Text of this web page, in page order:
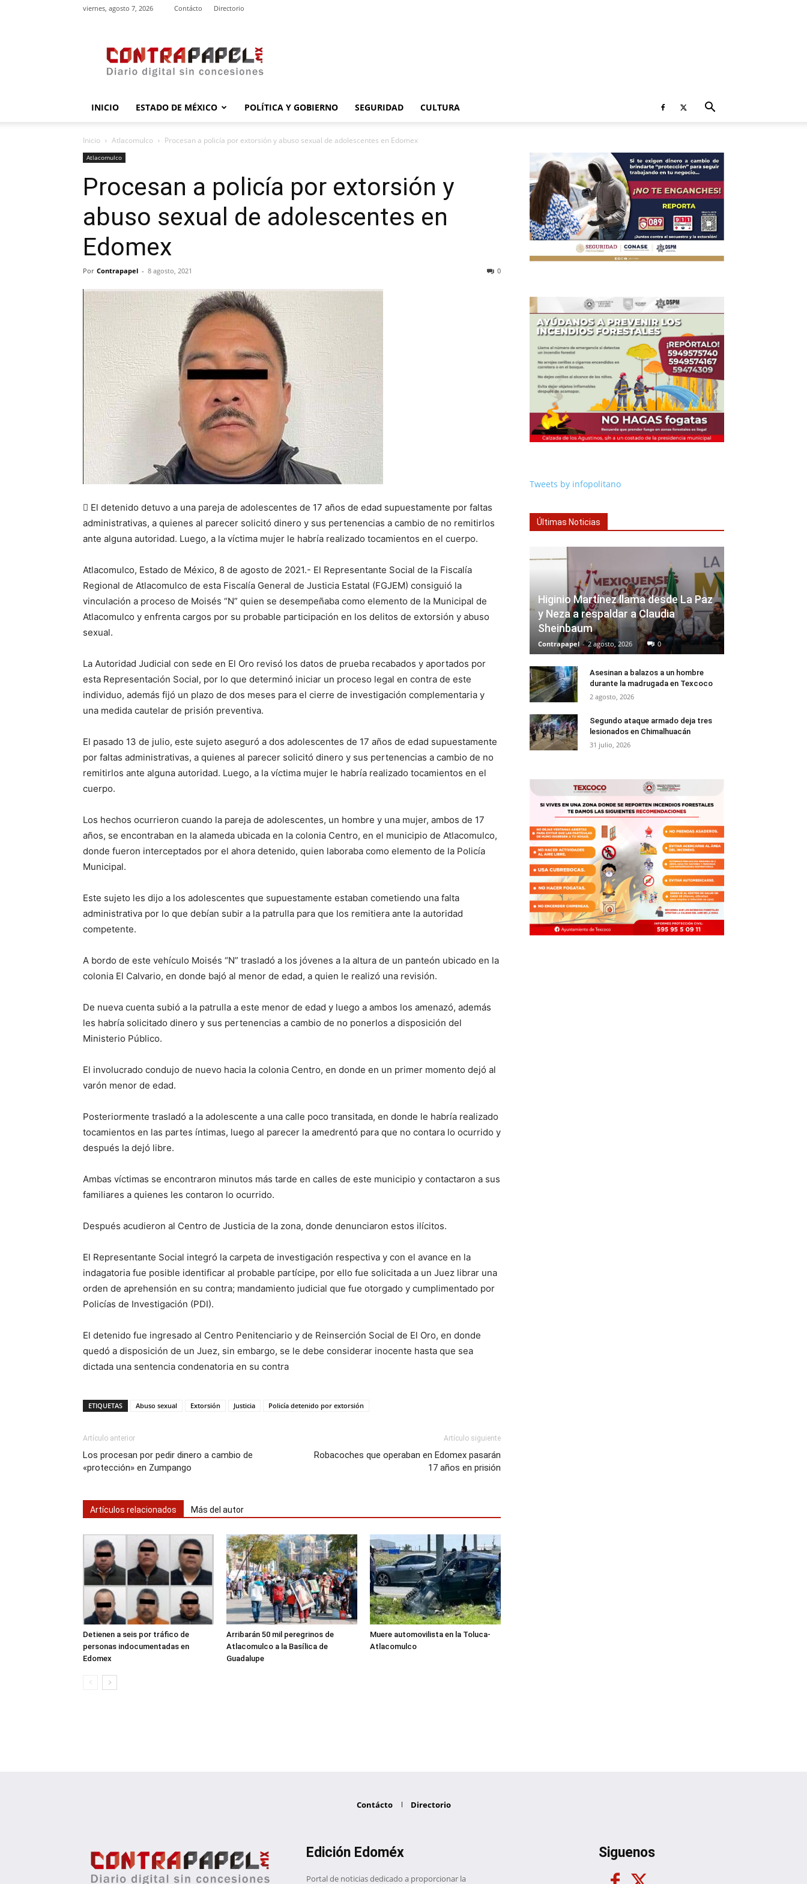
viernes, agosto 7, 2026 Contácto Directorio
INICIO ESTADO DE MÉXICO POLÍTICA Y GOBIERNO SEGURIDAD CULTURA
Inicio Atlacomulco Procesan a policía por extorsión y abuso sexual de adolescentes en Edomex
Atlacomulco
Procesan a policía por extorsión y
abuso sexual de adolescentes en
Edomex
Por Contrapapel - 8 agosto, 2021 0
 El detenido detuvo a una pareja de adolescentes de 17 años de edad supuestamente por faltas
administrativas, a quienes al parecer solicitó dinero y sus pertenencias a cambio de no remitirlos
ante alguna autoridad. Luego, a la víctima mujer le habría realizado tocamientos en el cuerpo.
Atlacomulco, Estado de México, 8 de agosto de 2021.- El Representante Social de la Fiscalía
Regional de Atlacomulco de esta Fiscalía General de Justicia Estatal (FGJEM) consiguió la
vinculación a proceso de Moisés “N” quien se desempeñaba como elemento de la Municipal de
Atlacomulco y enfrenta cargos por su probable participación en los delitos de extorsión y abuso
sexual.
La Autoridad Judicial con sede en El Oro revisó los datos de prueba recabados y aportados por
esta Representación Social, por lo que determinó iniciar un proceso legal en contra de este
individuo, además fijó un plazo de dos meses para el cierre de investigación complementaria y
una medida cautelar de prisión preventiva.
El pasado 13 de julio, este sujeto aseguró a dos adolescentes de 17 años de edad supuestamente
por faltas administrativas, a quienes al parecer solicitó dinero y sus pertenencias a cambio de no
remitirlos ante alguna autoridad. Luego, a la víctima mujer le habría realizado tocamientos en el
cuerpo.
Los hechos ocurrieron cuando la pareja de adolescentes, un hombre y una mujer, ambos de 17
años, se encontraban en la alameda ubicada en la colonia Centro, en el municipio de Atlacomulco,
donde fueron interceptados por el ahora detenido, quien laboraba como elemento de la Policía
Municipal.
Este sujeto les dijo a los adolescentes que supuestamente estaban cometiendo una falta
administrativa por lo que debían subir a la patrulla para que los remitiera ante la autoridad
competente.
A bordo de este vehículo Moisés “N” trasladó a los jóvenes a la altura de un panteón ubicado en la
colonia El Calvario, en donde bajó al menor de edad, a quien le realizó una revisión.
De nueva cuenta subió a la patrulla a este menor de edad y luego a ambos los amenazó, además
les habría solicitado dinero y sus pertenencias a cambio de no ponerlos a disposición del
Ministerio Público.
El involucrado condujo de nuevo hacia la colonia Centro, en donde en un primer momento dejó al
varón menor de edad.
Posteriormente trasladó a la adolescente a una calle poco transitada, en donde le habría realizado
tocamientos en las partes íntimas, luego al parecer la amedrentó para que no contara lo ocurrido y
después la dejó libre.
Ambas víctimas se encontraron minutos más tarde en calles de este municipio y contactaron a sus
familiares a quienes les contaron lo ocurrido.
Después acudieron al Centro de Justicia de la zona, donde denunciaron estos ilícitos.
El Representante Social integró la carpeta de investigación respectiva y con el avance en la
indagatoria fue posible identificar al probable partícipe, por ello fue solicitada a un Juez librar una
orden de aprehensión en su contra; mandamiento judicial que fue otorgado y cumplimentado por
Policías de Investigación (PDI).
El detenido fue ingresado al Centro Penitenciario y de Reinserción Social de El Oro, en donde
quedó a disposición de un Juez, sin embargo, se le debe considerar inocente hasta que sea
dictada una sentencia condenatoria en su contra
ETIQUETAS Abuso sexual Extorsión Justicia Policía detenido por extorsión
Artículo anterior
Los procesan por pedir dinero a cambio de
«protección» en Zumpango
Artículo siguiente
Robacoches que operaban en Edomex pasarán
17 años en prisión
Artículos relacionados Más del autor
Detienen a seis por tráfico de
personas indocumentadas en
Edomex
Arribarán 50 mil peregrinos de
Atlacomulco a la Basílica de
Guadalupe
Muere automovilista en la Toluca-
Atlacomulco
Tweets by infopolitano
Últimas Noticias
Higinio Martínez llama desde La Paz
y Neza a respaldar a Claudia
Sheinbaum
Contrapapel - 2 agosto, 2026 0
Asesinan a balazos a un hombre
durante la madrugada en Texcoco
2 agosto, 2026
Segundo ataque armado deja tres
lesionados en Chimalhuacán
31 julio, 2026
Contácto Directorio
Edición Edoméx
Portal de noticias dedicado a proporcionar la
Siguenos